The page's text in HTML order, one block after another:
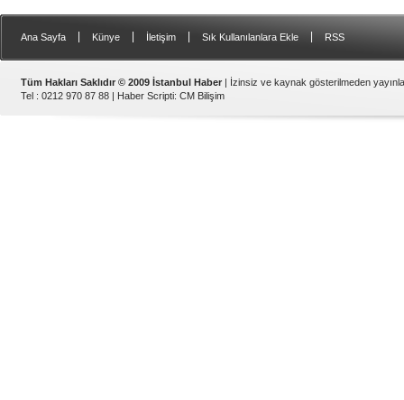
Ana Sayfa Künye İletişim Sık Kullanılanlara Ekle RSS
Tüm Hakları Saklıdır © 2009 İstanbul Haber | İzinsiz ve kaynak gösterilmeden
Tel : 0212 970 87 88 | Haber Scripti: CM Bilişim